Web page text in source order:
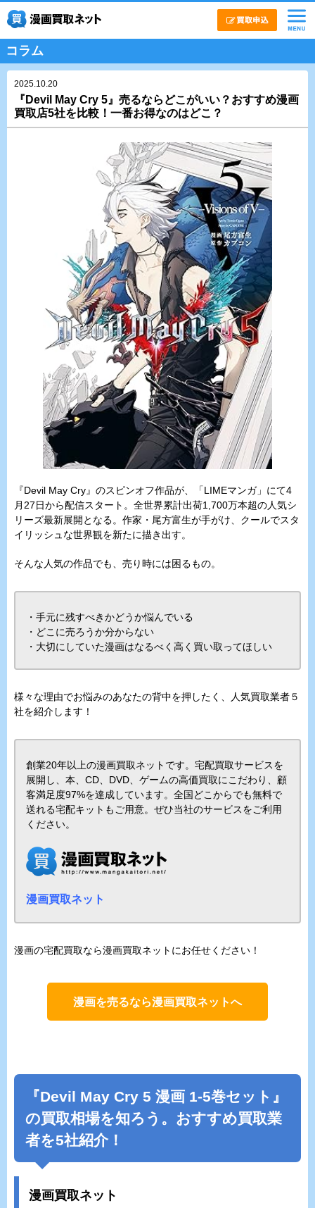
コラム
2025.10.20
『Devil May Cry 5』売るならどこがいい？おすすめ漫画
買取店5社を比較！一番お得なのはどこ？
『Devil May Cry』のスピンオフ作品が、「LIMEマンガ」にて4
月27日から配信スタート。全世界累計出荷1,700万本超の人気シ
リーズ最新展開となる。作家・尾方富生が手がけ、クールでスタ
イリッシュな世界観を新たに描き出す。
そんな人気の作品でも、売り時には困るもの。
・手元に残すべきかどうか悩んでいる
・どこに売ろうか分からない
・大切にしていた漫画はなるべく高く買い取ってほしい
様々な理由でお悩みのあなたの背中を押したく、人気買取業者５
社を紹介します！
創業20年以上の漫画買取ネットです。宅配買取サービスを
展開し、本、CD、DVD、ゲームの高価買取にこだわり、顧
客満足度97%を達成しています。全国どこからでも無料で
送れる宅配キットもご用意。ぜひ当社のサービスをご利用
ください。
漫画買取ネット
漫画の宅配買取なら漫画買取ネットにお任せください！
漫画を売るなら漫画買取ネットへ
『Devil May Cry 5 漫画 1-5巻セット』
の買取相場を知ろう。おすすめ買取業
者を5社紹介！
漫画買取ネット